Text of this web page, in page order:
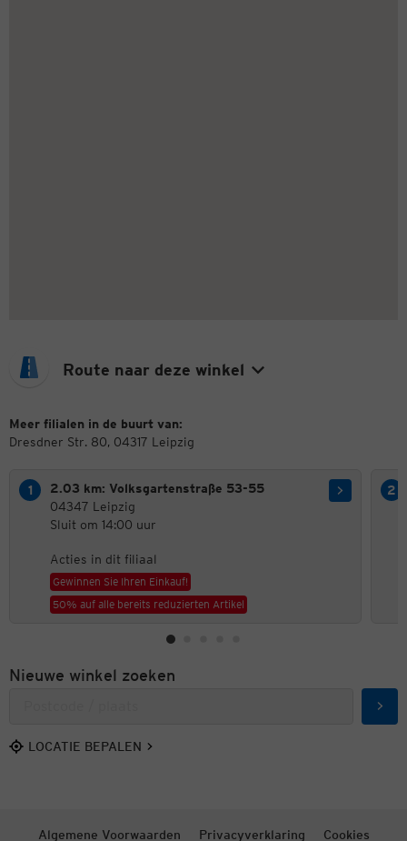
Route naar deze winkel
Meer filialen in de buurt van:
Dresdner Str. 80, 04317 Leipzig
2.03 km: Volksgartenstraße 53-55
04347 Leipzig
Sluit om 14:00 uur
Acties in dit filiaal
Gewinnen Sie Ihren Einkauf!
50% auf alle bereits reduzierten Artikel
Nieuwe winkel zoeken
LOCATIE BEPALEN
Algemene Voorwaarden Privacyverklaring Cookies